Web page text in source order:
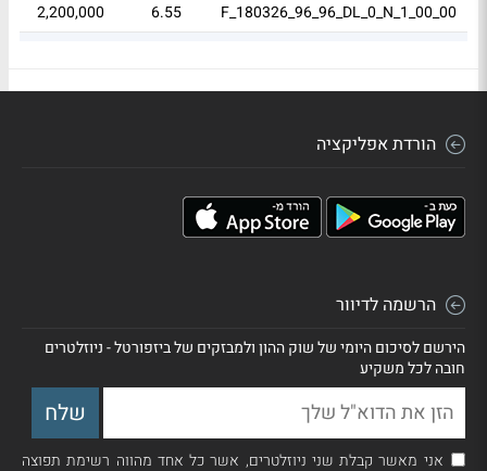
F_180326_96_96_DL_0_N_1_00_00
6.55
2,200,000
הורדת אפליקציה
הרשמה לדיוור
הירשם לסיכום היומי של שוק ההון ולמבזקים של ביזפורטל - ניוזלטרים
חובה לכל משקיע
אני מאשר קבלת שני ניוזלטרים, אשר כל אחד מהווה רשימת תפוצה